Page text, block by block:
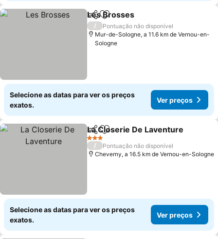
PartilharAdicionar aos favoritos
Les Brosses
/
Pontuação não disponível
Mur-de-Sologne, a 11.6 km de Vernou-en-
Sologne
Selecione as datas para ver os preços
exatos.
Ver preços
PartilharAdicionar aos favoritos
La Closerie De Laventure
3 Estrelas
/
Pontuação não disponível
Cheverny, a 16.5 km de Vernou-en-Sologne
Selecione as datas para ver os preços
exatos.
Ver preços